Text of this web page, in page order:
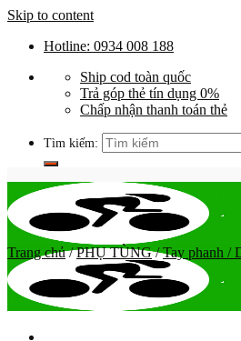
Skip to content
Hotline: 0934 008 188
Ship cod toàn quốc
Trả góp thẻ tín dụng 0%
Chấp nhận thanh toán thẻ
Tìm kiếm:
Trang chủ / PHỤ TÙNG / Tay phanh /